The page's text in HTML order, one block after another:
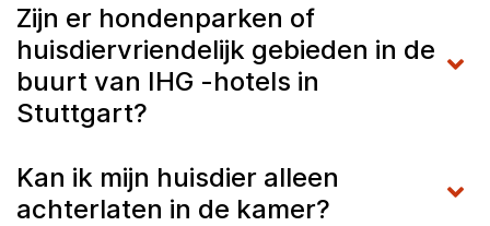
Zijn er hondenparken of
huisdiervriendelijk gebieden in de
buurt van IHG -hotels in
Stuttgart?
Kan ik mijn huisdier alleen
achterlaten in de kamer?